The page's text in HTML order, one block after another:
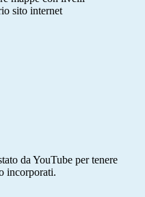
sito internet
da YouTube per tenere
incorporati.